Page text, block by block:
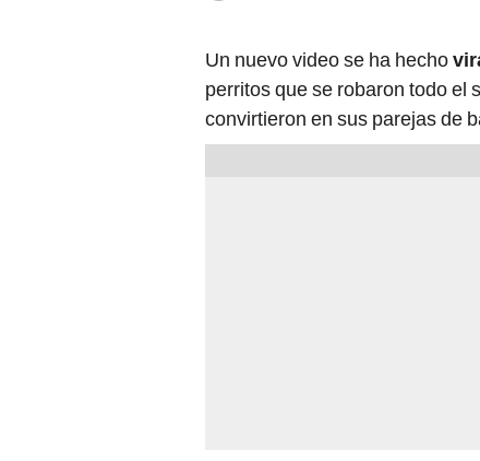
Un nuevo video se ha hecho
perritos que se robaron todo el
convirtieron en sus parejas de